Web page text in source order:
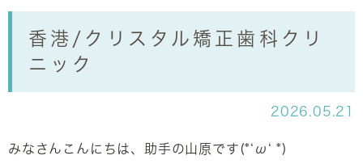
香港/クリスタル矯正歯科クリ
ニック
2026.05.21
みなさんこんにちは、助手の山原です(*‘ω‘ *)